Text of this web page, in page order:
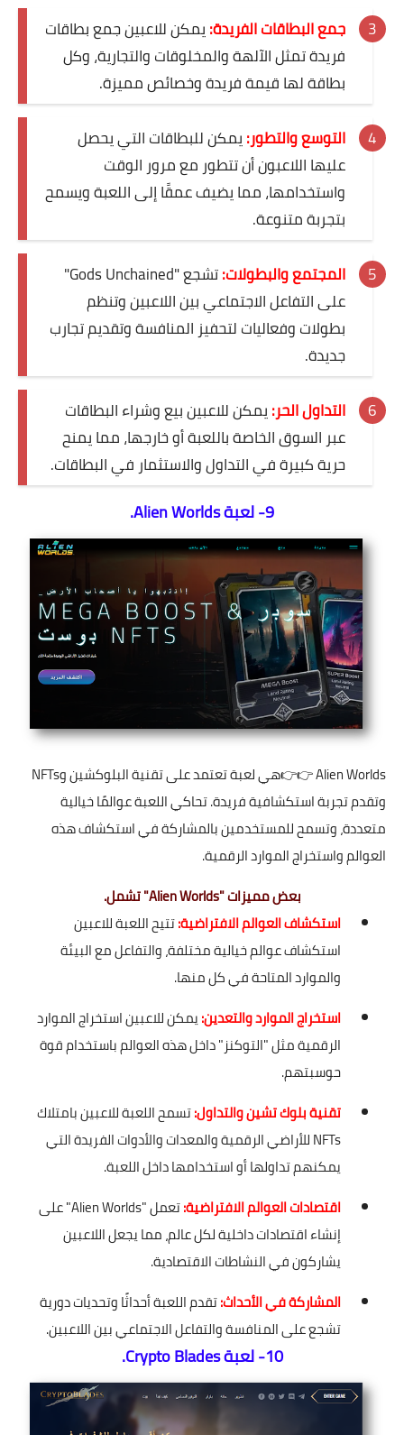
جمع البطاقات الفريدة:يمكن للاعبين جمع بطاقات
فريدة تمثل الآلهة والمخلوقات والتجارية، وكل
بطاقة لها قيمة فريدة وخصائص مميزة.
التوسع والتطور:يمكن للبطاقات التي يحصل
عليها اللاعبون أن تتطور مع مرور الوقت
واستخدامها، مما يضيف عمقًا إلى اللعبة ويسمح
بتجربة متنوعة.
المجتمع والبطولات:
تشجع "Gods Unchained"
على التفاعل الاجتماعي بين اللاعبين وتنظم
بطولات وفعاليات لتحفيز المنافسة وتقديم تجارب
جديدة.
التداول الحر:يمكن للاعبين بيع وشراء البطاقات
عبر السوق الخاصة باللعبة أو خارجها، مما يمنح
حرية كبيرة في التداول والاستثمار في البطاقات.
9- لعبة Alien Worlds.
Alien Worlds
👉👉هي لعبة تعتمد على تقنية البلوكشين وNFTs
وتقدم تجربة استكشافية فريدة. تحاكي اللعبة عوالمًا خيالية
متعددة، وتسمح للمستخدمين بالمشاركة في استكشاف هذه
العوالم واستخراج الموارد الرقمية.
بعض مميزات "Alien Worlds" تشمل.
استكشاف العوالم الافتراضية:تتيح اللعبة للاعبين
استكشاف عوالم خيالية مختلفة، والتفاعل مع البيئة
والموارد المتاحة في كل منها.
استخراج الموارد والتعدين:يمكن للاعبين استخراج الموارد
الرقمية مثل "التوكنز" داخل هذه العوالم باستخدام قوة
حوسبتهم.
تقنية بلوك تشين والتداول:تسمح اللعبة للاعبين بامتلاك
NFTs للأراضي الرقمية والمعدات والأدوات الفريدة التي
يمكنهم تداولها أو استخدامها داخل اللعبة.
اقتصادات العوالم الافتراضية:
تعمل "Alien Worlds" على
إنشاء اقتصادات داخلية لكل عالم، مما يجعل اللاعبين
يشاركون في النشاطات الاقتصادية.
المشاركة في الأحداث:تقدم اللعبة أحداثًا وتحديات دورية
تشجع على المنافسة والتفاعل الاجتماعي بين اللاعبين.
10- لعبة Crypto Blades.